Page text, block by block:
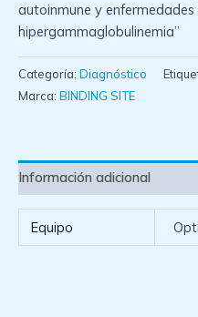
autoinmune y
hipergammaglobulinemia”
Categoría: Diagnóstico
Marca: BINDING SITE
Información adicional
Equipo